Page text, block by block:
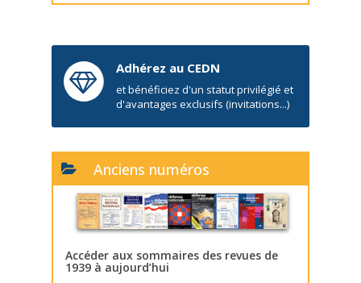
Adhérez au CEDN
et bénéficiez d'un statut privilégié et
d'avantages exclusifs (invitations...)
Anciens numéros
Accéder aux sommaires des revues de
1939 à aujourd’hui